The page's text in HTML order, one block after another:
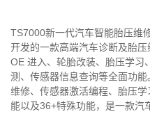
TS7000新一代汽车智能胎压维
开发的一款高端汽车诊断及胎压
OE 进入、轮胎改装、胎压学习
测、传感器信息查询等全面功
维修、传感器激活编程、胎压
能以及36+特殊功能，是一款汽